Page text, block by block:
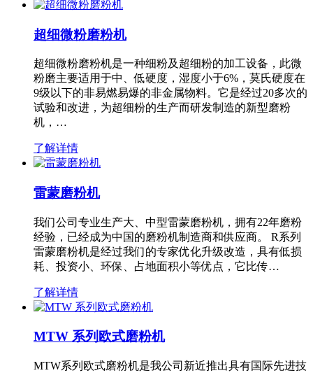
超细微粉磨粉机
超细微粉磨粉机是一种细粉及超细粉的加工设备，此微
粉磨主要适用于中、低硬度，湿度小于6%，莫氏硬度在
9级以下的非易燃易爆的非金属物料。它是经过20多次的
试验和改进，为超细粉的生产而研发制造的新型磨粉
机，…
了解详情
雷蒙磨粉机
我们公司专业生产大、中型雷蒙磨粉机，拥有22年磨粉
经验，已经成为中国的磨粉机制造商和供应商。 R系列
雷蒙磨粉机是经过我们的专家优化升级改造，具有低损
耗、投资小、环保、占地面积小等优点，它比传…
了解详情
MTW 系列欧式磨粉机
MTW系列欧式磨粉机是我公司新近推出具有国际先进技